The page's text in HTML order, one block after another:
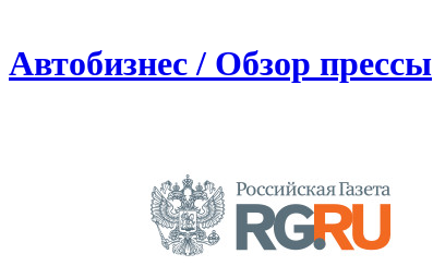
Автобизнес / Обзор прессы